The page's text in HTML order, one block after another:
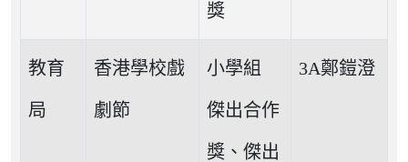
獎
教育
局
香港學校戲
劇節
小學組
傑出合作
獎、傑出
3A鄭鎧澄